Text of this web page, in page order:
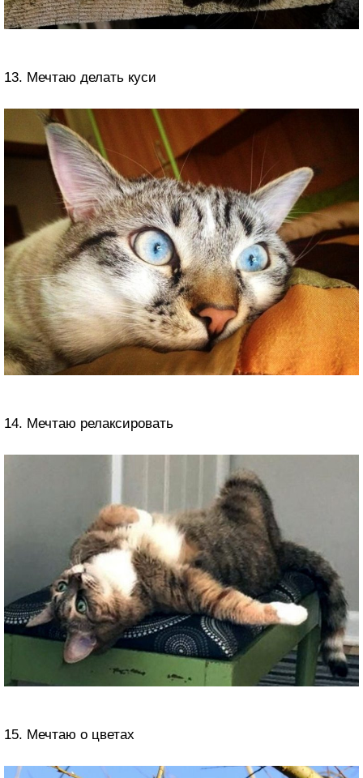
13. Мечтаю делать куси
14. Мечтаю релаксировать
15. Мечтаю о цветах